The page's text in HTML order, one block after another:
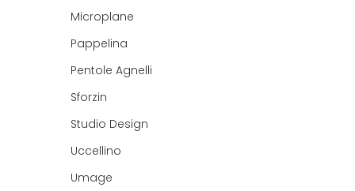
Microplane
Pappelina
Pentole Agnelli
Sforzin
Studio Design
Uccellino
Umage